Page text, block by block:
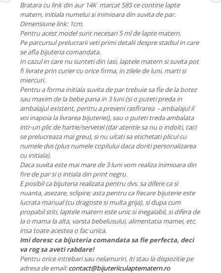
Bratara cu link din aur 14K marcat 585 ce contine lapte
matern, initiala numelui si inimioara din suvita de par.
Dimensiune link: 1cm.
Pentru acest model sunt necesari 5 ml de lapte matern.
Pe parcursul prelucrarii veti primi detalii despre stadiul in care
se afla bijuteria comandata.
In cazul in care nu sunteti din Iasi, laptele matern si suvita pot
fi livrate prin curier cu orice firma, in zilele de luni, marti si
miercuri.
Pentru a forma initiala suvita de par trebuie sa fie de la botez
sau maxim de la bebe pana in 3 luni (si o puteti preda in
ambalajul existent, pentru a preveni rasfirarea - ambalajul il
voi inapoia la livrarea bijuteriei), sau o puteti treda ambalata
intr-un plic de hartie/servetel (dar atentie sa nu o indoiti, caci
se prelucreaza mai greu), si nu uitati sa etichetati plicul cu
numele dvs (plus numele copilului daca doriti personalizarea
cu initiala).
Daca suvita este mai mare de 3 luni vom realiza inimioara din
fire de par si o intiala din print negru.
E posibil ca bijuteria realizata pentru dvs. sa difere ca si
nuanta, asezare, sclipire; asta pentru ca fiecare bijuterie este
lucrata manual (cu dragoste si multa grija), si dupa cum
propabil stiti, laptele matern este unic si inegalabil, si difera de
la o mama la alta, varsta bebelusului, alimentatia mamei, etc.
insa toate acestea o fac unica.
Imi doresc ca bijuteria comandata sa fie perfecta, deci
va rog sa aveti rabdare!
Pentru orice intrebari sau nelamuriri, iti stau la dispozitie pe
adresa de email:contact@bijuteriiculaptematern.ro